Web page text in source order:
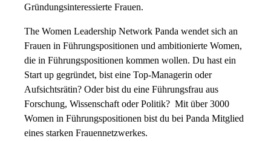
Gründungsinteressierte Frauen.
The Women Leadership Network Panda wendet sich an
Frauen in Führungspositionen und ambitionierte Women,
die in Führungspositionen kommen wollen. Du hast ein
Start up gegründet, bist eine Top-Managerin oder
Aufsichtsrätin? Oder bist du eine Führungsfrau aus
Forschung, Wissenschaft oder Politik? Mit über 3000
Women in Führungspositionen bist du bei Panda Mitglied
eines starken Frauennetzwerkes.